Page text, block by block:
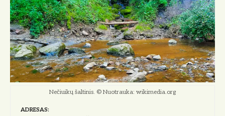
Nečiuikų šaltinis. © Nuotrauka: wikimedia.org
ADRESAS